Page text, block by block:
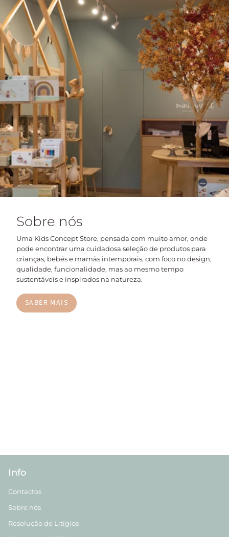
Sobre nós
Uma Kids Concept Store, pensada com muito amor, onde
pode encontrar uma cuidadosa seleção de produtos para
crianças, bebés e mamãs intemporais, com foco no design,
qualidade, funcionalidade, mas ao mesmo tempo
sustentáveis e inspirados na natureza.
SABER MAIS
Info
Contactos
Sobre nós
Resolução de Litígios